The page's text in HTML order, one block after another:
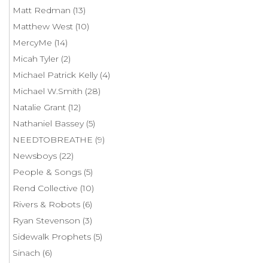
Matt Redman (13)
Matthew West (10)
MercyMe (14)
Micah Tyler (2)
Michael Patrick Kelly(4)
Michael W.Smith (28)
Natalie Grant (12)
Nathaniel Bassey(5)
NEEDTOBREATHE (9)
Newsboys (22)
People & Songs (5)
Rend Collective (10)
Rivers & Robots (6)
Ryan Stevenson (3)
Sidewalk Prophets (5)
Sinach (6)